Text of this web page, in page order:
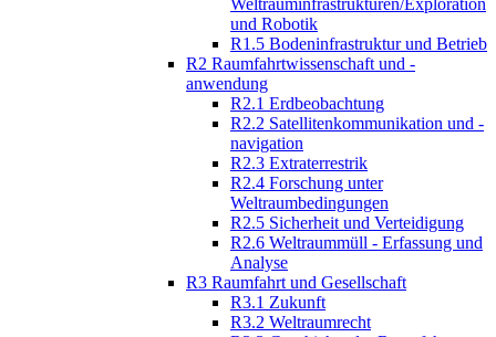
Weltrauminfrastrukturen/Exploration
und Robotik
R1.5 Bodeninfrastruktur und Betrieb
R2 Raumfahrtwissenschaft und -
anwendung
R2.1 Erdbeobachtung
R2.2 Satellitenkommunikation und -
navigation
R2.3 Extraterrestrik
R2.4 Forschung unter
Weltraumbedingungen
R2.5 Sicherheit und Verteidigung
R2.6 Weltraummüll - Erfassung und
Analyse
R3 Raumfahrt und Gesellschaft
R3.1 Zukunft
R3.2 Weltraumrecht